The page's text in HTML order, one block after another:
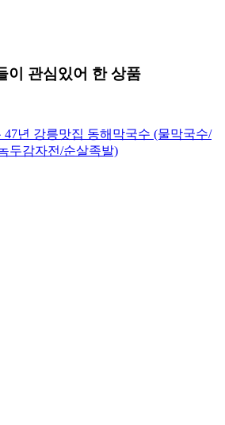
이 관심있어 한 상품
년 강릉맛집 동해막국수 (물막국수/
두감자전/순살족발)